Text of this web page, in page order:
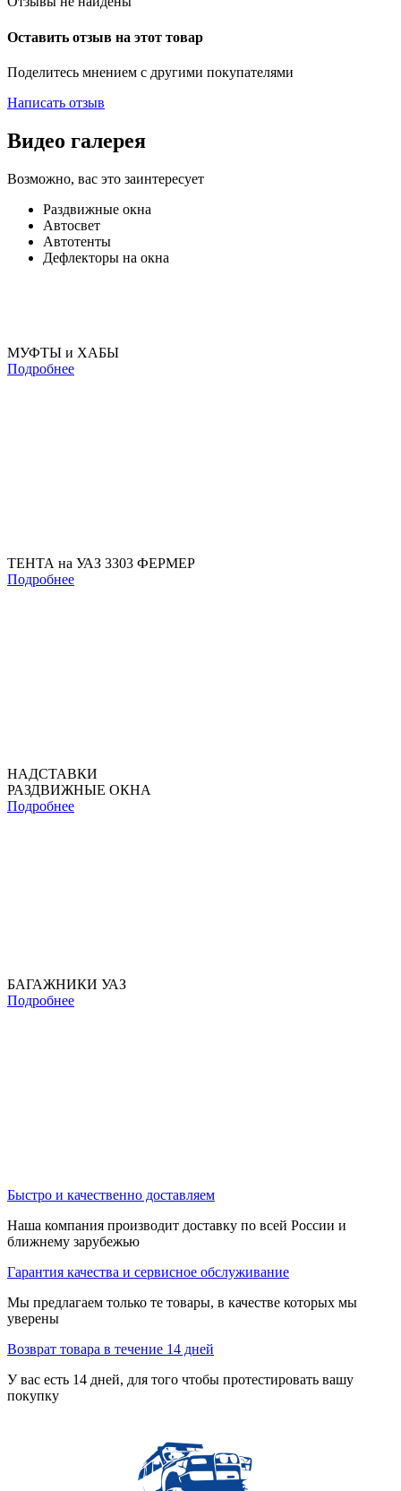
Оставить отзыв на этот товар
Поделитесь мнением с другими покупателями
Написать отзыв
Видео галерея
Возможно, вас это заинтересует
Раздвижные окна
Автосвет
Автотенты
Дефлекторы на окна
МУФТЫ и ХАБЫ
Подробнее
ТЕНТА на УАЗ 3303 ФЕРМЕР
Подробнее
НАДСТАВКИ
РАЗДВИЖНЫЕ ОКНА
Подробнее
БАГАЖНИКИ УАЗ
Подробнее
Быстро и качественно доставляем
Наша компания производит доставку по всей России и
ближнему зарубежью
Гарантия качества и сервисное обслуживание
Мы предлагаем только те товары, в качестве которых мы
уверены
Возврат товара в течение 14 дней
У вас есть 14 дней, для того чтобы протестировать вашу
покупку